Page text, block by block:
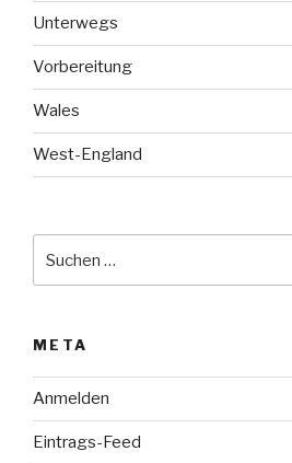
Unterwegs
Vorbereitung
Wales
West-England
META
Anmelden
Eintrags-Feed